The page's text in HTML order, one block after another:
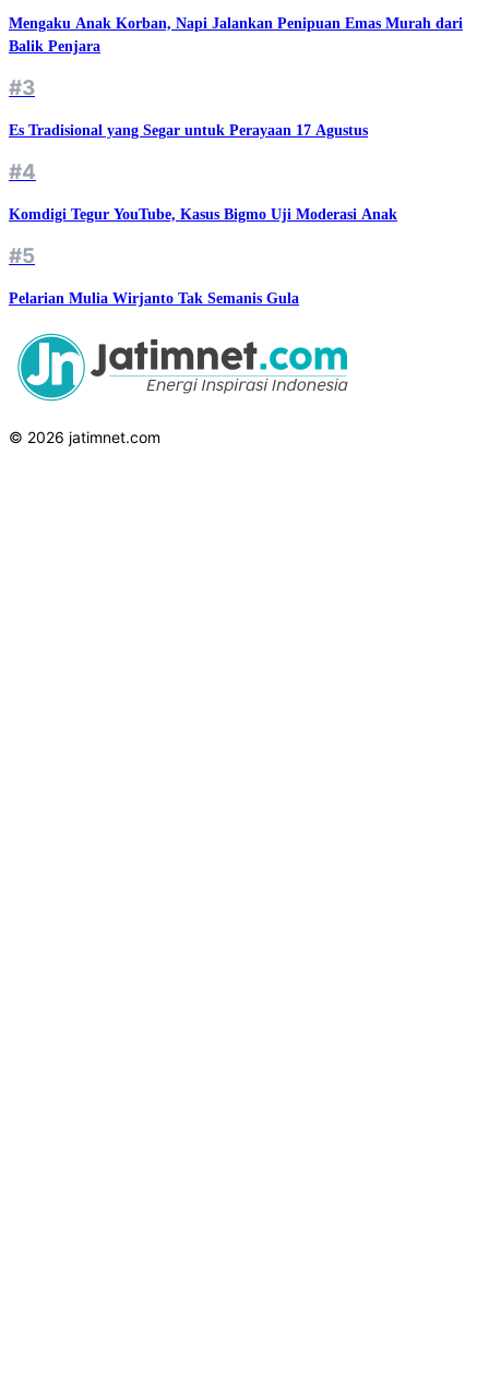
Mengaku Anak Korban, Napi Jalankan Penipuan Emas Murah dari
Balik Penjara
#3
Es Tradisional yang Segar untuk Perayaan 17 Agustus
#4
Komdigi Tegur YouTube, Kasus Bigmo Uji Moderasi Anak
#5
Pelarian Mulia Wirjanto Tak Semanis Gula
© 2026 jatimnet.com